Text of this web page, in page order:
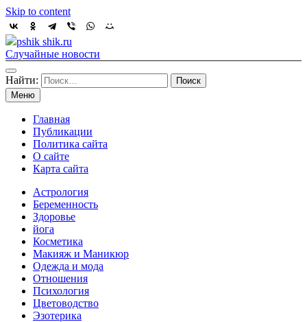
Skip to content
pshik shik.ru
Случайные новости
Найти:
Меню
Главная
Публикации
Политика сайта
О сайте
Карта сайта
Астрология
Беременность
Здоровье
йога
Косметика
Макияж и Маникюр
Одежда и мода
Отношения
Психология
Цветоводство
Эзотерика